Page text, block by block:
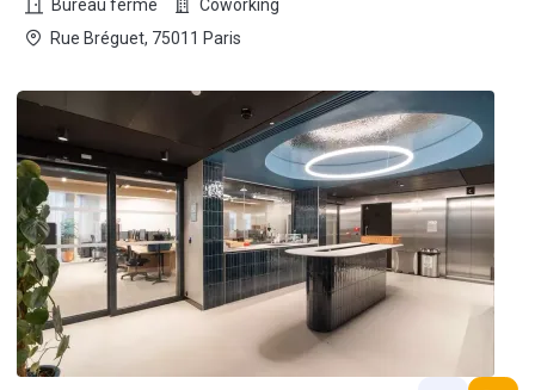
Bureau fermé
Coworking
Rue Bréguet, 75011 Paris